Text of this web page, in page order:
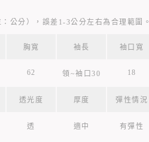
公分），誤差1-3公分左右為合理範圍。
胸寬 袖長 袖口寬
62 領~袖口30 18
透光度 厚度 彈性情況
透 適中 有彈性